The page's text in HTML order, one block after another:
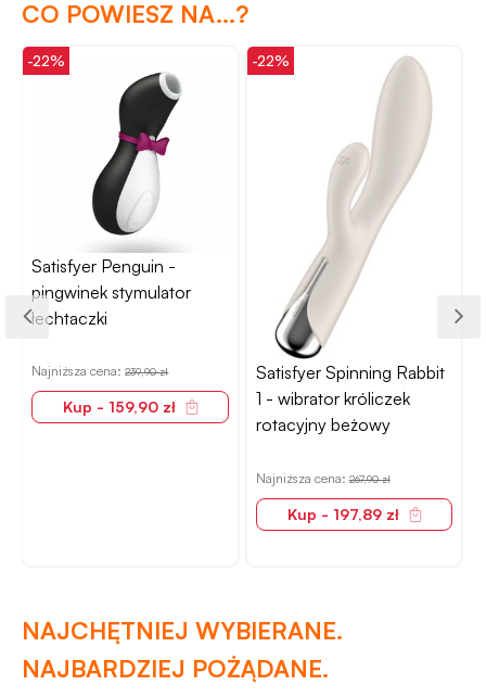
CO POWIESZ NA...?
Satisfyer Penguin -
pingwinek stymulator
łechtaczki
Najniższa cena:239,90 zł
Kup - 159,90 zł
-22%
Satisfyer Spinning Rabbit
1 - wibrator króliczek
rotacyjny beżowy
Najniższa cena:267,90 zł
Kup - 197,89 zł
-22%
NAJCHĘTNIEJ WYBIERANE.
NAJBARDZIEJ POŻĄDANE.